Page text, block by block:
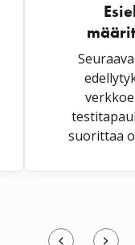
suorittaa